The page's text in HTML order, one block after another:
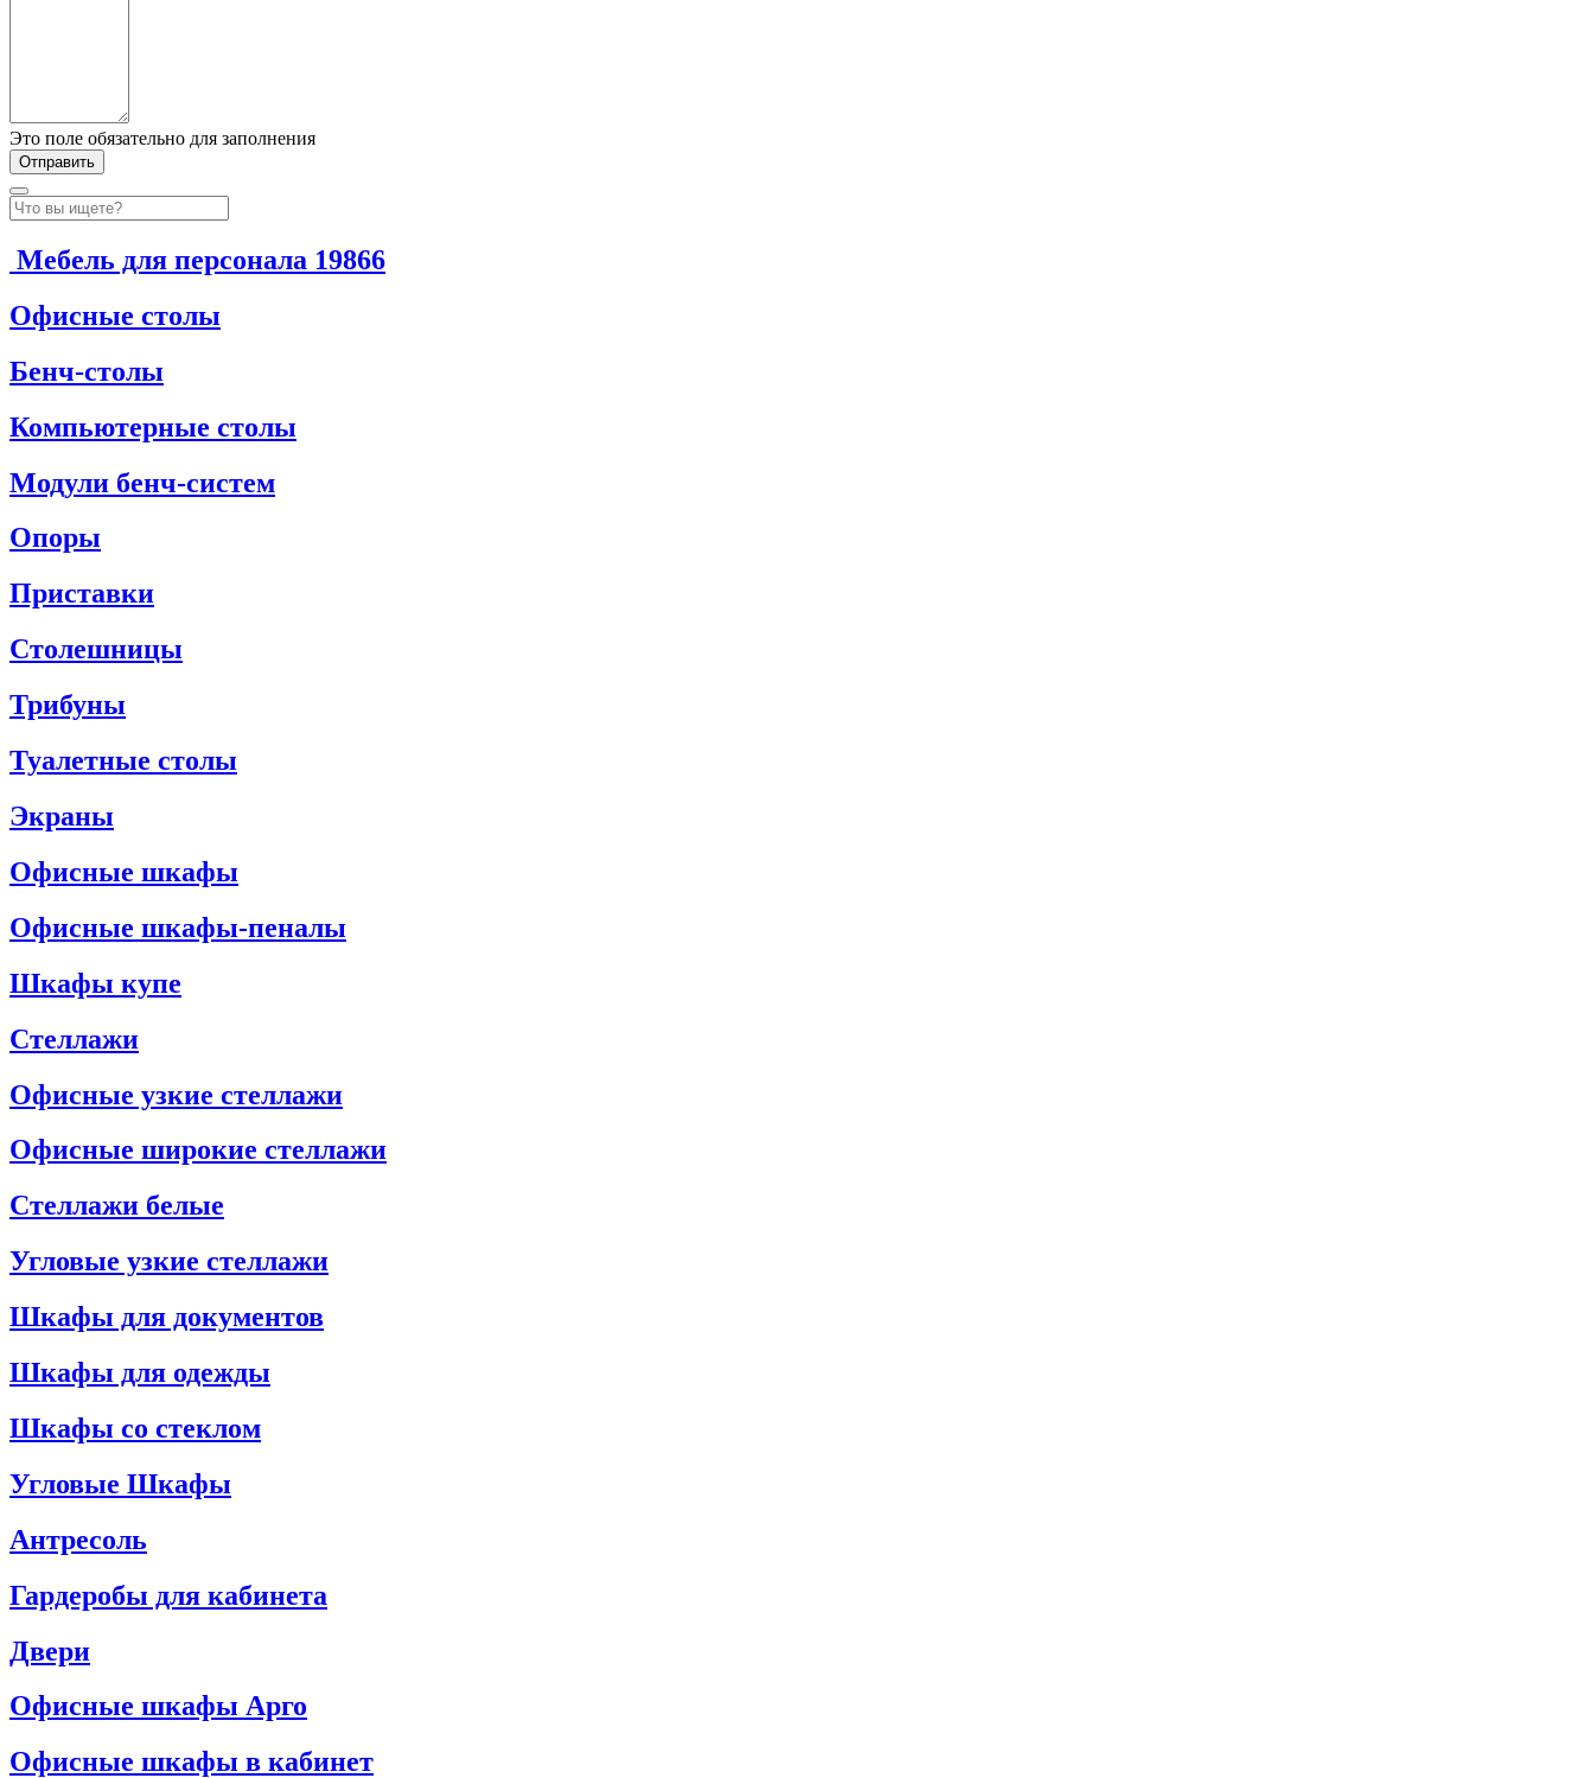
Это поле обязательно для заполнения
Мебель для персонала 19866
Офисные столы
Бенч-столы
Компьютерные столы
Модули бенч-систем
Опоры
Приставки
Столешницы
Трибуны
Туалетные столы
Экраны
Офисные шкафы
Офисные шкафы-пеналы
Шкафы купе
Стеллажи
Офисные узкие стеллажи
Офисные широкие стеллажи
Стеллажи белые
Угловые узкие стеллажи
Шкафы для документов
Шкафы для одежды
Шкафы со стеклом
Угловые Шкафы
Антресоль
Гардеробы для кабинета
Двери
Офисные шкафы Арго
Офисные шкафы в кабинет